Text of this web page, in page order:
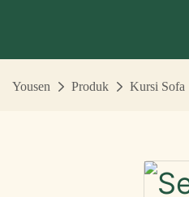
Yousen Produk Kursi Sofa